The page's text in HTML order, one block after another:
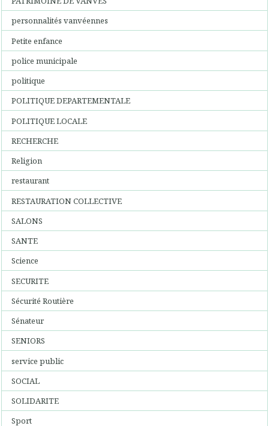
personnalités vanvéennes
Petite enfance
police municipale
politique
POLITIQUE DEPARTEMENTALE
POLITIQUE LOCALE
RECHERCHE
Religion
restaurant
RESTAURATION COLLECTIVE
SALONS
SANTE
Science
SECURITE
Sécurité Routière
Sénateur
SENIORS
service public
SOCIAL
SOLIDARITE
Sport